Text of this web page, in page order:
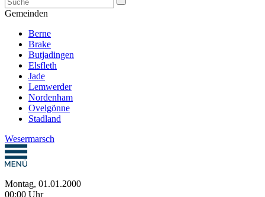
Gemeinden
Berne
Brake
Butjadingen
Elsfleth
Jade
Lemwerder
Nordenham
Ovelgönne
Stadland
Wesermarsch
Montag, 01.01.2000
00:00 Uhr